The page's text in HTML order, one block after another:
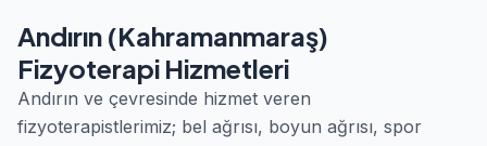
Andırın (Kahramanmaraş)
Fizyoterapi Hizmetleri
Andırın ve çevresinde hizmet veren
fizyoterapistlerimiz; bel ağrısı, boyun ağrısı, spor